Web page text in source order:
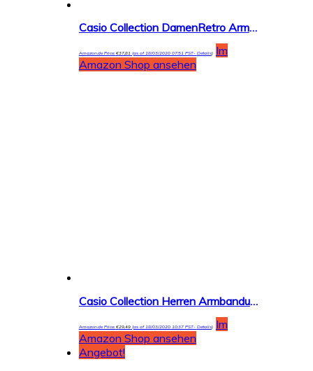
Casio Collection DamenRetro Armbanduhr LA680WEGA
Amazon.de Price:€37,81(as of 18/03/2020 07:51 PST- Details)
Im
Amazon Shop ansehen
Casio Collection Herren Armbanduhr MTP-1302PD
Amazon.de Price:€29,49(as of 18/03/2020 10:37 PST- Details)
Im
Amazon Shop ansehen
Angebot!